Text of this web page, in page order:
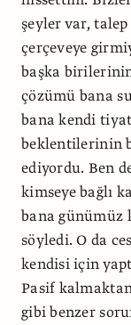
şeyler var,
çerçeveye
başka
çözümü bana
bana kendi
beklentilerinin
ediyordu. Ben
kimseye bağlı
bana günümüz
söyledi. O da
kendisi için
Pasif
gibi benzer